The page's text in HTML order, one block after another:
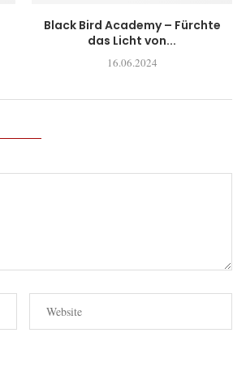
Black Bird Academy – Fürchte
das Licht von...
16.06.2024